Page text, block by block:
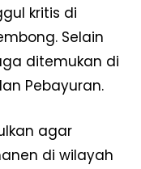
kritis di
Selain
ditemukan di
Pebayuran.
agar
di wilayah